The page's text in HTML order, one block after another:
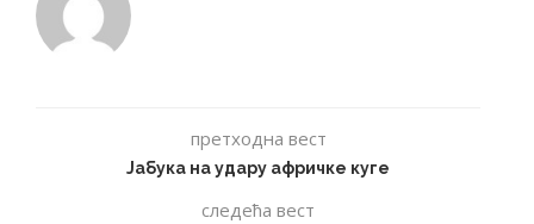
претходна вест
Јабука на удару афричке куге
следећа вест